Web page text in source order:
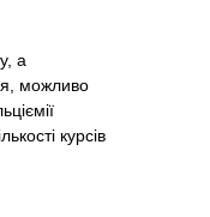
а
можливо
курсів